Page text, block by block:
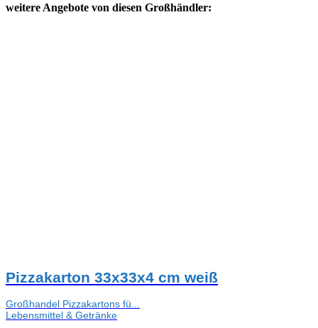
weitere Angebote von diesen Großhändler:
Pizzakarton 33x33x4 cm weiß
Großhandel Pizzakartons fü...
Lebensmittel & Getränke